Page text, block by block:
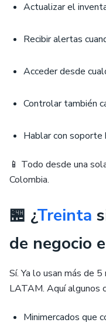
Actualizar el
Recibir alertas
Acceder desde
Controlar también
Hablar con
📱 Todo desde una
Colombia.
🏪 ¿Treinta
de negocio
Sí. Ya lo usan más de
LATAM. Aquí algunos
Minimercados que